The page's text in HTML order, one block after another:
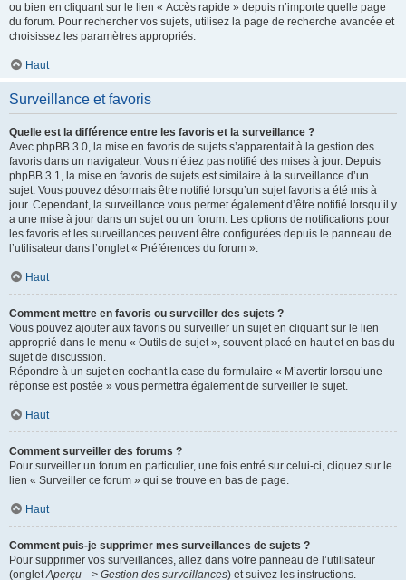
ou bien en cliquant sur le lien « Accès rapide » depuis n’importe quelle page
du forum. Pour rechercher vos sujets, utilisez la page de recherche avancée et
choisissez les paramètres appropriés.
Haut
Surveillance et favoris
Quelle est la différence entre les favoris et la surveillance ?
Avec phpBB 3.0, la mise en favoris de sujets s’apparentait à la gestion des
favoris dans un navigateur. Vous n’étiez pas notifié des mises à jour. Depuis
phpBB 3.1, la mise en favoris de sujets est similaire à la surveillance d’un
sujet. Vous pouvez désormais être notifié lorsqu’un sujet favoris a été mis à
jour. Cependant, la surveillance vous permet également d’être notifié lorsqu’il y
a une mise à jour dans un sujet ou un forum. Les options de notifications pour
les favoris et les surveillances peuvent être configurées depuis le panneau de
l’utilisateur dans l’onglet « Préférences du forum ».
Haut
Comment mettre en favoris ou surveiller des sujets ?
Vous pouvez ajouter aux favoris ou surveiller un sujet en cliquant sur le lien
approprié dans le menu « Outils de sujet », souvent placé en haut et en bas du
sujet de discussion.
Répondre à un sujet en cochant la case du formulaire « M’avertir lorsqu’une
réponse est postée » vous permettra également de surveiller le sujet.
Haut
Comment surveiller des forums ?
Pour surveiller un forum en particulier, une fois entré sur celui-ci, cliquez sur le
lien « Surveiller ce forum » qui se trouve en bas de page.
Haut
Comment puis-je supprimer mes surveillances de sujets ?
Pour supprimer vos surveillances, allez dans votre panneau de l’utilisateur
(ongletAperçu --> Gestion des surveillances) et suivez les instructions.